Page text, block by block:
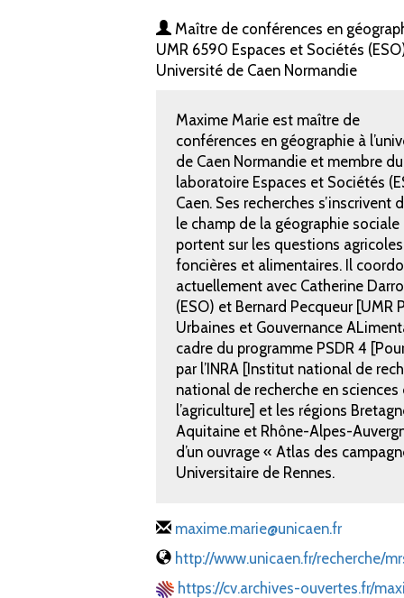
Maître de conférences en
UMR 6590 Espaces et Sociétés
Université de Caen Normandie
Maxime Marie est maître de
conférences en géographie à
de Caen Normandie et membre du
laboratoire Espaces et Sociétés
Caen. Ses recherches s’inscrivent
le champ de la géographie sociale
portent sur les questions
foncières et alimentaires. Il
actuellement avec Catherine
(ESO) et Bernard Pecqueur [UMR
Urbaines et Gouvernance
cadre du programme PSDR 4
par l’INRA [Institut national de
national de recherche en
l’agriculture] et les régions
Aquitaine et Rhône-Alpes-
d’un ouvrage « Atlas des
Universitaire de Rennes.
maxime.marie@unicaen.fr
http://www.unicaen.fr/recherche/
https://cv.archives-ouvertes.fr/